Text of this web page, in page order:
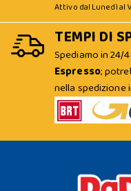
Attivo dal Lunedì al
TEMPI DI
Spediamo in 24/
Espresso;
nella spedizione